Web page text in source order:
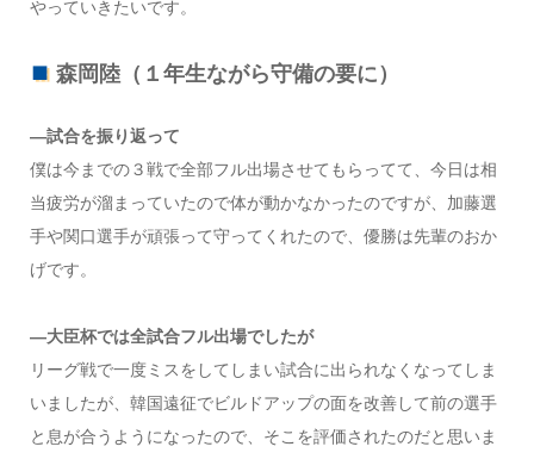
やっていきたいです。
森岡陸（１年生ながら守備の要に）
―試合を振り返って
僕は今までの３戦で全部フル出場させてもらってて、今日は相
当疲労が溜まっていたので体が動かなかったのですが、加藤選
手や関口選手が頑張って守ってくれたので、優勝は先輩のおか
げです。
―大臣杯では全試合フル出場でしたが
リーグ戦で一度ミスをしてしまい試合に出られなくなってしま
いましたが、韓国遠征でビルドアップの面を改善して前の選手
と息が合うようになったので、そこを評価されたのだと思いま